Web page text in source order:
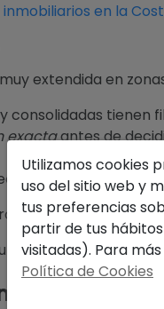
inmobiliarios en la
extendida en
consolidadas
exactaantes de
de trabajo.
y velocidad
y malla en villas
Utilizamos cookies
uso del sitio web y
tus preferencias
partir de tus
visitadas). Para
Política de Cookies